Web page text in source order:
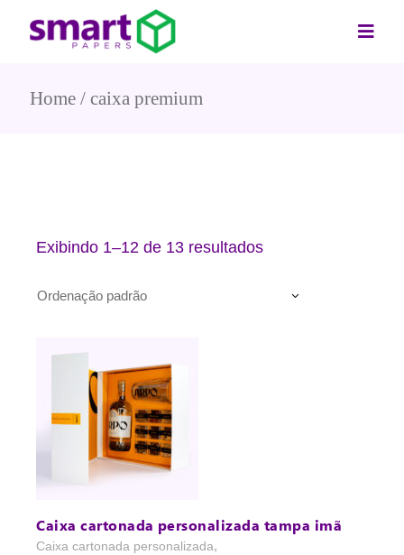
Home caixa premium
Exibindo 1–12 de 13 resultados
Ordenação padrão
Caixa cartonada personalizada tampa imã
Caixa cartonada personalizada,